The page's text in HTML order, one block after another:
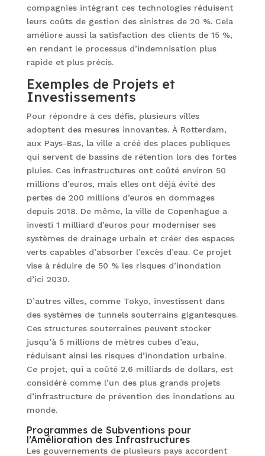
compagnies intégrant ces technologies réduisent
leurs coûts de gestion des sinistres de 20 %. Cela
améliore aussi la satisfaction des clients de 15 %,
en rendant le processus d’indemnisation plus
rapide et plus précis.
Exemples de Projets et
Investissements
Pour répondre à ces défis, plusieurs villes
adoptent des mesures innovantes. À Rotterdam,
aux Pays-Bas, la ville a créé des places publiques
qui servent de bassins de rétention lors des fortes
pluies. Ces infrastructures ont coûté environ 50
millions d’euros, mais elles ont déjà évité des
pertes de 200 millions d’euros en dommages
depuis 2018. De même, la ville de Copenhague a
investi 1 milliard d’euros pour moderniser ses
systèmes de drainage urbain et créer des espaces
verts capables d’absorber l’excès d’eau. Ce projet
vise à réduire de 50 % les risques d’inondation
d’ici 2030.
D’autres villes, comme Tokyo, investissent dans
des systèmes de tunnels souterrains gigantesques.
Ces structures souterraines peuvent stocker
jusqu’à 5 millions de mètres cubes d’eau,
réduisant ainsi les risques d’inondation urbaine.
Ce projet, qui a coûté 2,6 milliards de dollars, est
considéré comme l’un des plus grands projets
d’infrastructure de prévention des inondations au
monde.
Programmes de Subventions pour
l’Amélioration des Infrastructures
Les gouvernements de plusieurs pays accordent